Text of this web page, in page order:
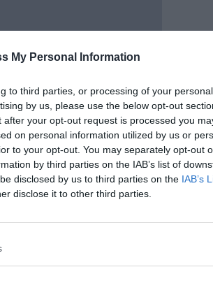
My Personal Information
to third parties, or processing of your
by us, please use the below opt-out
your opt-out request is processed you
on personal information utilized by us or
to your opt-out. You may separately opt-out
by third parties on the IAB’s list of
disclosed by us to third parties on the IAB’s
disclose it to other third parties.